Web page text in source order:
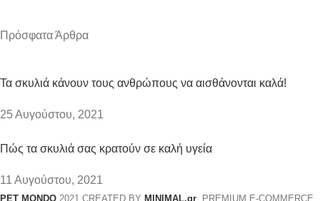
Πρόσφατα Άρθρα
Τα σκυλιά κάνουν τους ανθρώπους να αισθάνονται καλά!
25 Αυγούστου, 2021
Πώς τα σκυλιά σας κρατούν σε καλή υγεία
11 Αυγούστου, 2021
PET MONDO 2021 CREATED BY MINIMAL.gr . PREMIUM E-COMMERCE